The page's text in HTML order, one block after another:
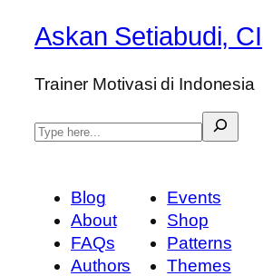
Askan Setiabudi,
Trainer Motivasi di Indonesia
S
e
Blog
About
FAQs
Authors
Events
Shop
Patterns
Themes